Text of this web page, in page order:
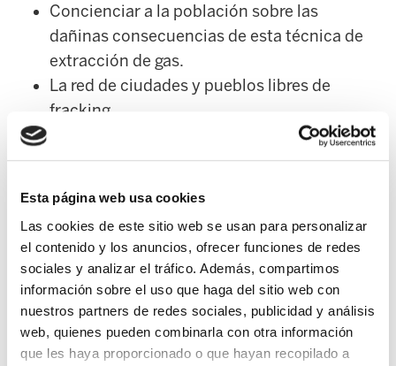
Esta página web usa cookies
Las cookies de este sitio web se usan para personalizar
el contenido y los anuncios, ofrecer funciones de redes
sociales y analizar el tráfico. Además, compartimos
información sobre el uso que haga del sitio web con
nuestros partners de redes sociales, publicidad y análisis
web, quienes pueden combinarla con otra información
que les haya proporcionado o que hayan recopilado a
Concienciar a la población sobre las
dañinas consecuencias de esta técnica de
extracción de gas.
La red de ciudades y pueblos libres de
fracking.
La aprobación de la Ley 6/2015 que, en la
práctica, prohíbe la utilización del fracking
los requerimientos medio ambientales
necesarios.
La Estrategia Vasca de Energía 2016-2030
que recoge la renuncia del Gobierno Vasco
a utilizar el fracking para extraer gas.
La fuerte contestación social unida a un